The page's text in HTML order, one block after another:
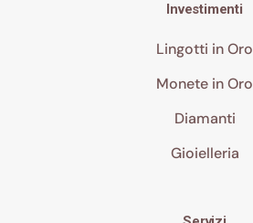
Investimenti
Lingotti in Oro
Monete in Oro
Diamanti
Gioielleria